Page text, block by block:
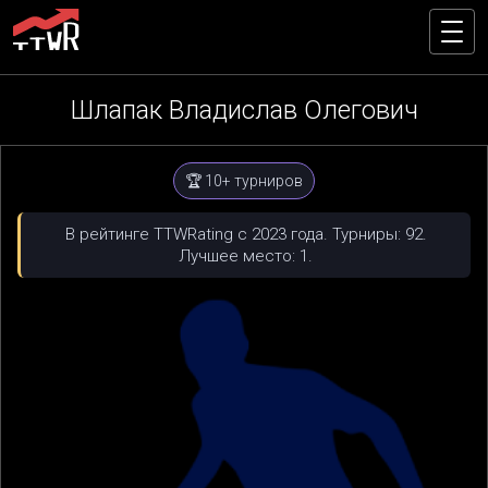
Шлапак Владислав Олегович
🏆 10+ турниров
В рейтинге TTWRating с 2023 года. Турниры: 92.
Лучшее место: 1.